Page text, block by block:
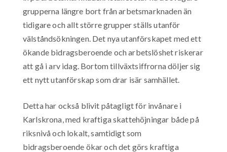
grupperna längre bort från arbetsmarknaden än
tidigare och allt större grupper ställs utanför
välståndsökningen. Det nya utanförskapet med ett
ökande bidragsberoende och arbetslöshet riskerar
att gå i arv idag. Bortom tillväxtsiffrorna döljer sig
ett nytt utanförskap som drar isär samhället.
Detta har också blivit påtagligt för invånare i
Karlskrona, med kraftiga skattehöjningar både på
riksnivå och lokalt, samtidigt som
bidragsberoende ökar och det görs kraftiga